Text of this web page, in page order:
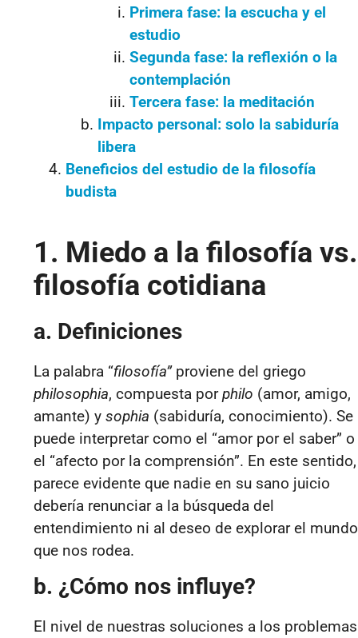
Primera fase: la escucha y el
estudio
Segunda fase: la reflexión o la
contemplación
Tercera fase: la meditación
Impacto personal: solo la sabiduría
libera
Beneficios del estudio de la filosofía
budista
1. Miedo a la filosofía vs.
filosofía cotidiana
a. Definiciones
La palabra “filosofía”proviene del griego
philosophia, compuesta porphilo (amor, amigo,
amante) y sophia (sabiduría, conocimiento). Se
puede interpretar como el “amor por el saber” o
el “afecto por la comprensión”. En este sentido,
parece evidente que nadie en su sano juicio
debería renunciar a la búsqueda del
entendimiento ni al deseo de explorar el mundo
que nos rodea.
b. ¿Cómo nos influye?
El nivel de nuestras soluciones a los problemas